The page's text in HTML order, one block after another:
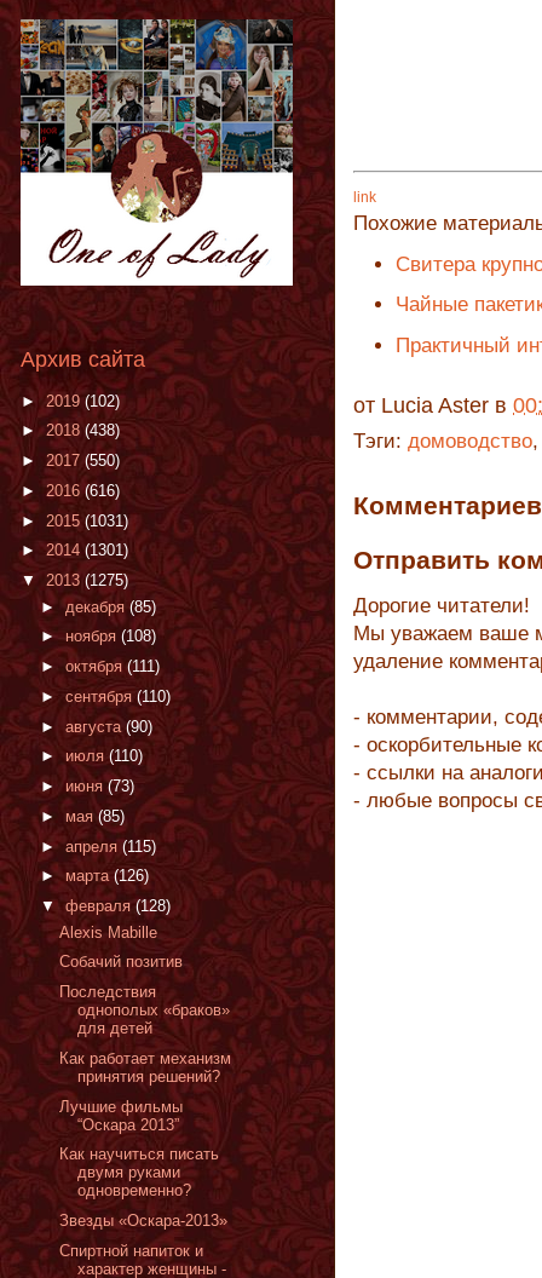
link
Похожие
Свитера
Чайные
Практичный
от Lucia Aster в
Тэги: домоводство
Отправить
Дорогие читатели!
Мы уважаем ваше
удаление
- комментарии,
- оскорбительные
- ссылки на
- любые вопросы
Архив сайта
► 2019 (102)
►2018 (438)
► 2017 (550)
► 2016(616)
► 2015 (1031)
►2014 (1301)
▼ 2013 (1275)
►декабря (85)
► ноября (108)
► октября(111)
► сентября (110)
► августа(90)
► июля (110)
► июня(73)
► мая (85)
►апреля (115)
► марта (126)
▼ февраля (128)
Alexis Mabille
Собачий позитив
Последствия
однополых «браков»
для детей
Как работает механизм
принятия решений?
Лучшие фильмы
“Оскара 2013”
Как научиться писать
двумя руками
одновременно?
Звезды «Оскара-2013»
Спиртной напиток и
характер женщины -